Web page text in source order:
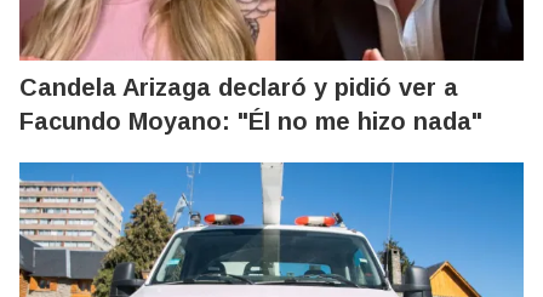
Candela Arizaga declaró y pidió ver a
Facundo Moyano: "Él no me hizo nada"